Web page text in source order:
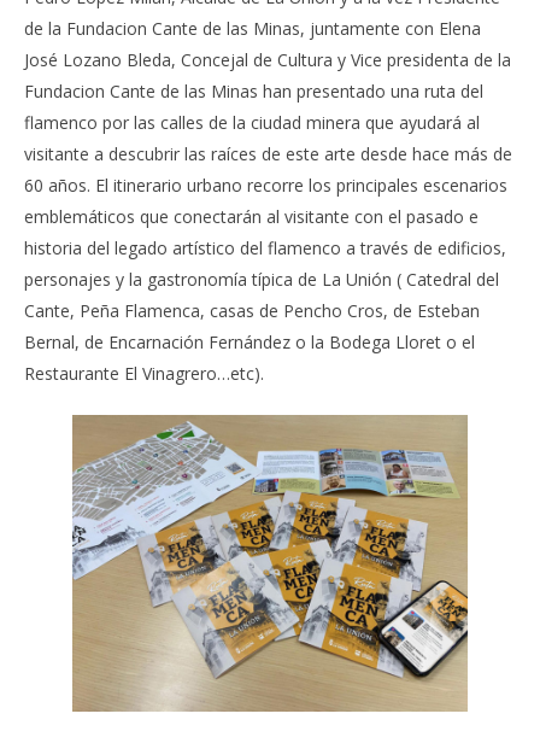
de la Fundacion Cante de las Minas, juntamente con Elena
José Lozano Bleda, Concejal de Cultura y Vice presidenta de la
Fundacion Cante de las Minas han presentado una ruta del
flamenco por las calles de la ciudad minera que ayudará al
visitante a descubrir las raíces de este arte desde hace más de
60 años. El itinerario urbano recorre los principales escenarios
emblemáticos que conectarán al visitante con el pasado e
historia del legado artístico del flamenco a través de edificios,
personajes y la gastronomía típica de La Unión ( Catedral del
Cante, Peña Flamenca, casas de Pencho Cros, de Esteban
Bernal, de Encarnación Fernández o la Bodega Lloret o el
Restaurante El Vinagrero…etc).